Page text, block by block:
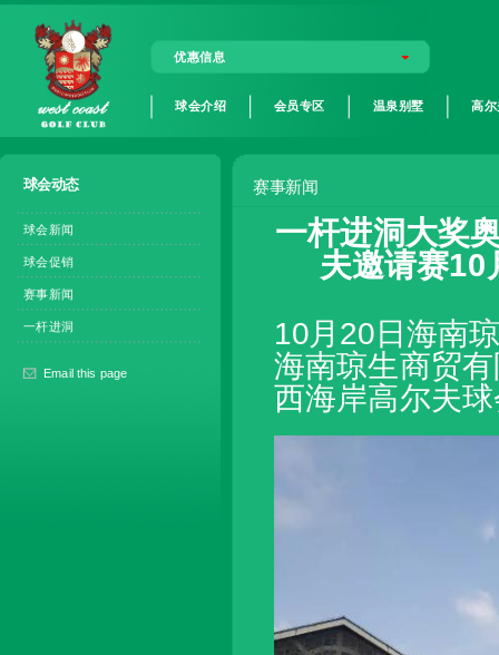
优惠信息
球会介绍 会员专区 温泉别墅 高
球会动态
球会新闻
球会促销
赛事新闻
一杆进洞
Email this page
赛事新闻
一杆进洞大奖
夫邀请赛10
10月20日海南
海南琼生商贸
西海岸高尔夫